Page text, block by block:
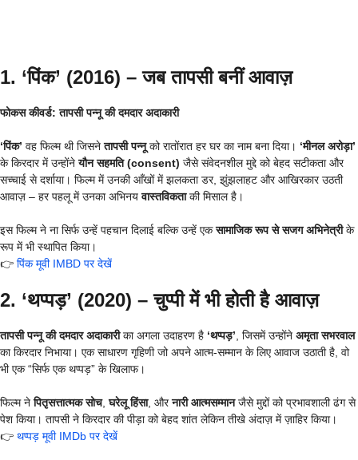
1. ‘पिंक’ (2016) – जब तापसी बनीं आवाज़
फोकस कीवर्ड: तापसी पन्नू की दमदार अदाकारी
‘पिंक’ वह फिल्म थी जिसनेतापसी पन्नूको रातोंरात हर घर का नाम बना दिया। ‘मीनल अरोड़ा’
के किरदार में उन्होंनेयौन सहमति (consent) जैसे संवेदनशील मुद्दे को बेहद सटीकता और
सच्चाई से दर्शाया। फिल्म में उनकी आँखों में झलकता डर, झुंझलाहट और आखिरकार उठती
आवाज़ – हर पहलू में उनका अभिनयवास्तविकताकी मिसाल है।
इस फिल्म ने ना सिर्फ उन्हें पहचान दिलाई बल्कि उन्हें एकसामाजिक रूप से सजग अभिनेत्रीके
रूप में भी स्थापित किया।
👉 पिंक मूवी IMBD पर देखें
2. ‘थप्पड़’ (2020) – चुप्पी में भी होती है आवाज़
तापसी पन्नू की दमदार अदाकारीका अगला उदाहरण है ‘थप्पड़’ , जिसमें उन्होंने अमृता सभरवाल
का किरदार निभाया। एक साधारण गृहिणी जो अपने आत्म-सम्मान के लिए आवाज उठाती है, वो
भी एक “सिर्फ एक थप्पड़” के खिलाफ।
फिल्म नेपितृसत्तात्मक सोच,घरेलू हिंसा, औरनारी आत्मसम्मानजैसे मुद्दों को प्रभावशाली ढंग से
पेश किया। तापसी ने किरदार की पीड़ा को बेहद शांत लेकिन तीखे अंदाज़ में ज़ाहिर किया।
👉 थप्पड़ मूवी IMDb पर देखें